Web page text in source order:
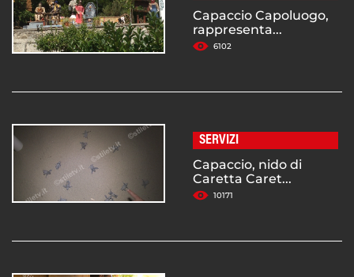
Capaccio Capoluogo,
rappresenta...
6102
SERVIZI
Capaccio, nido di
Caretta Caret...
10171